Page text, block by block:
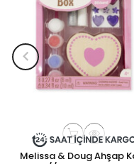
Melissa & Doug Ahşap